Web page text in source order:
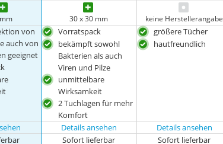
30 x 30 mm keine Herstellerangabe
von
auch von
geeignet
Vorratspack
bekämpft sowohl
Bakterien als auch
Viren und Pilze
unmittelbare
Wirksamkeit
2 Tuchlagen für mehr
Komfort
größere Tücher
hautfreundlich
Details ansehen Details ansehen
Sofort lieferbar Sofort lieferbar